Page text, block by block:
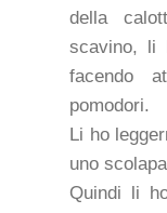
della
scavino, li
facendo
pomodori.
Li ho
uno
Quindi li